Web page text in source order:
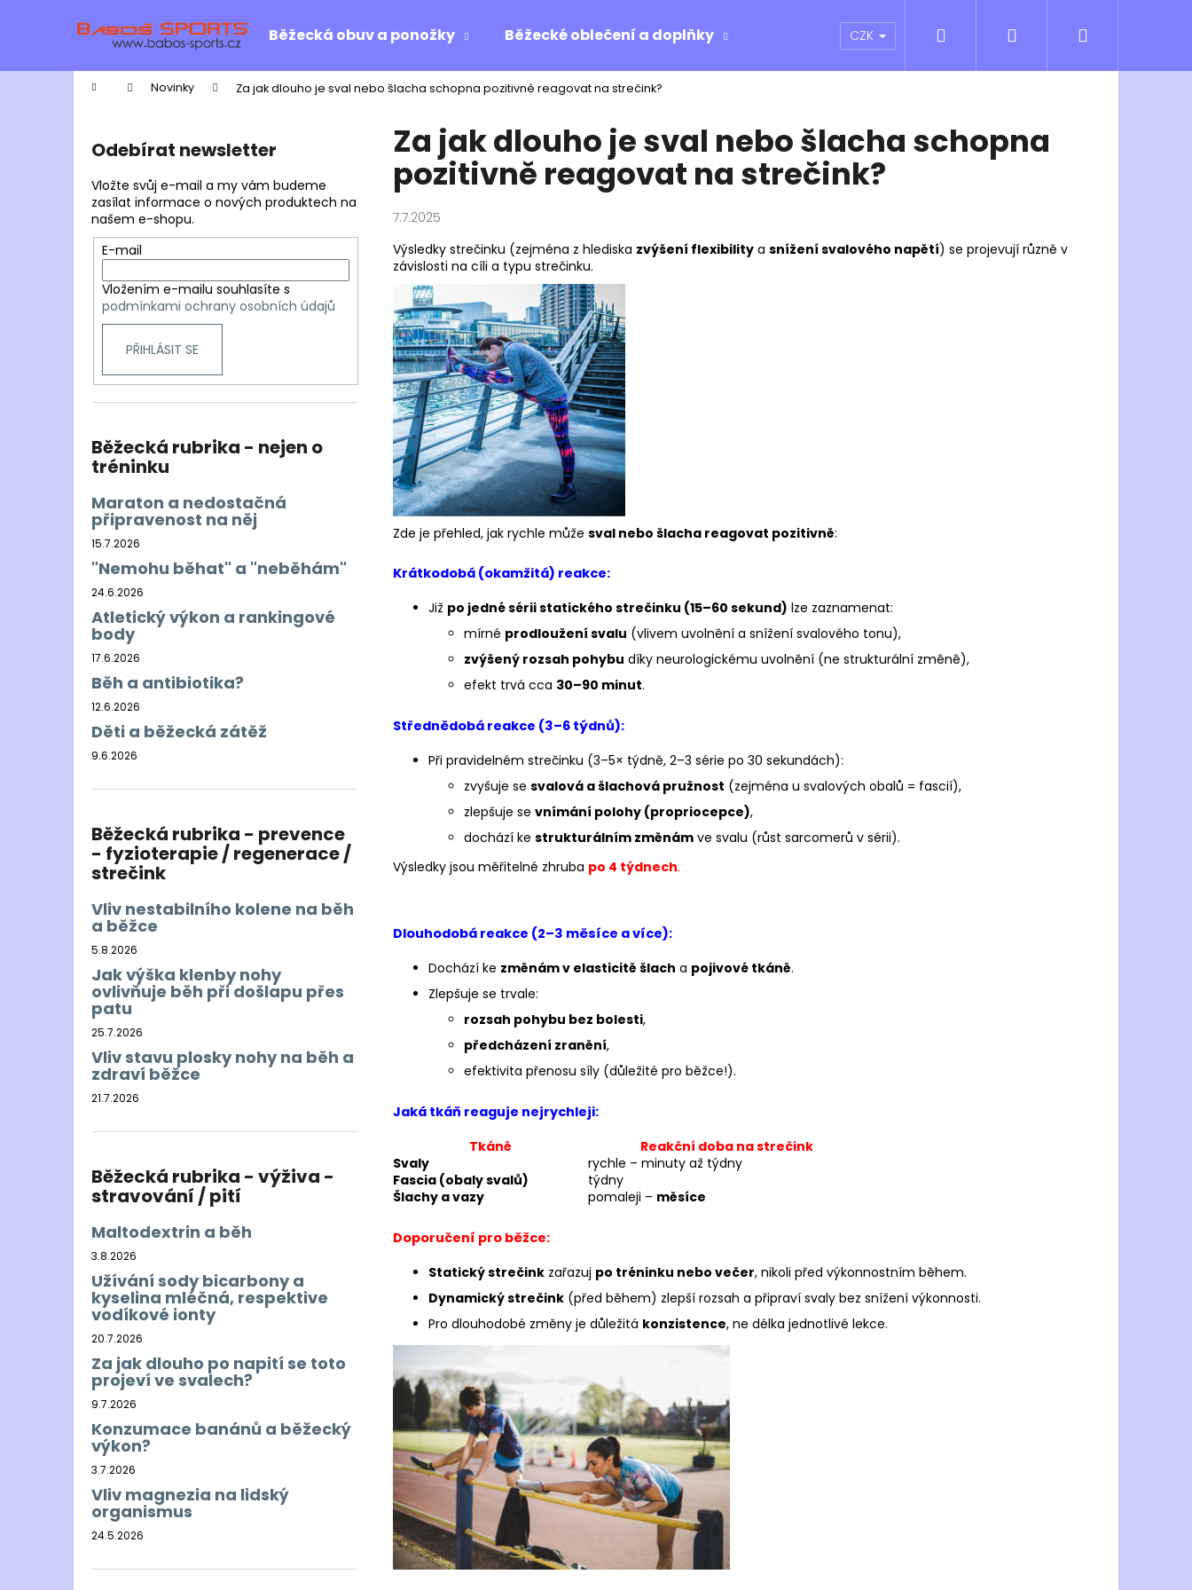
Běžecká obuv a ponožky Běžecké oblečení a doplňky Ostatní sporty Outlet Obchodní podmínky
CZK Přihlášení
Domů Novinky Za jak dlouho je sval nebo šlacha schopna pozitivně reagovat na strečink?
Odebírat newsletter
Vložte svůj e-mail a my vám budeme
zasílat informace o nových produktech na
našem e-shopu.
E-mail
Vložením e-mailu souhlasíte s
podmínkami ochrany osobních údajů
PŘIHLÁSIT SE
Běžecká rubrika - nejen o
tréninku
Maraton a nedostačná
připravenost na něj
15.7.2026
"Nemohu běhat" a "neběhám"
24.6.2026
Atletický výkon a rankingové
body
17.6.2026
Běh a antibiotika?
12.6.2026
Děti a běžecká zátěž
9.6.2026
Běžecká rubrika - prevence
- fyzioterapie / regenerace /
strečink
Vliv nestabilního kolene na běh
a běžce
5.8.2026
Jak výška klenby nohy
ovlivňuje běh při došlapu přes
patu
25.7.2026
Vliv stavu plosky nohy na běh a
zdraví běžce
21.7.2026
Běžecká rubrika - výživa -
stravování / pití
Maltodextrin a běh
3.8.2026
Užívání sody bicarbony a
kyselina mléčná, respektive
vodíkové ionty
20.7.2026
Za jak dlouho po napití se toto
projeví ve svalech?
9.7.2026
Konzumace banánů a běžecký
výkon?
3.7.2026
Vliv magnezia na lidský
organismus
24.5.2026
Za jak dlouho je sval nebo šlacha schopna
pozitivně reagovat na strečink?
7.7.2025
Výsledky strečinku (zejména z hlediska zvýšení flexibility a snížení svalového napětí) se projevují různě v
závislosti na cíli a typu strečinku.
Zde je přehled, jak rychle může sval nebo šlacha reagovat pozitivně:
Krátkodobá (okamžitá) reakce:
Již po jedné sérii statického strečinku (15–60 sekund) lze zaznamenat:
mírné prodloužení svalu (vlivem uvolnění a snížení svalového tonu),
zvýšený rozsah pohybu díky neurologickému uvolnění (ne strukturální změně),
efekt trvá cca 30–90 minut.
Střednědobá reakce (3–6 týdnů):
Při pravidelném strečinku (3–5× týdně, 2–3 série po 30 sekundách):
zvyšuje se svalová a šlachová pružnost (zejména u svalových obalů = fascií),
zlepšuje se vnímání polohy (propriocepce),
dochází ke strukturálním změnám ve svalu (růst sarcomerů v sérii).
Výsledky jsou měřitelné zhruba po 4 týdnech.
Dlouhodobá reakce (2–3 měsíce a více):
Dochází ke změnám v elasticitě šlach a pojivové tkáně.
Zlepšuje se trvale:
rozsah pohybu bez bolesti,
předcházení zranění,
efektivita přenosu síly (důležité pro běžce!).
Jaká tkáň reaguje nejrychleji:
Tkáně
Reakční doba na strečink
Svaly
rychle – minuty až týdny
Fascia (obaly svalů)
týdny
Šlachy a vazy
pomaleji – měsíce
Doporučení pro běžce:
Statický strečink zařazuj po tréninku nebo večer, nikoli před výkonnostním během.
Dynamický strečink (před během) zlepší rozsah a připraví svaly bez snížení výkonnosti.
Pro dlouhodobé změny je důležitá konzistence, ne délka jednotlivé lekce.
í
do
do
Co potřebujete najít?
HLEDAT
Doporučujeme
BĚŽECKÁ BUNDA RONHILL EVERYDAY
899 Kč
Původně:1 200 Kč
BĚŽECKÉ RUKAVICE RONHILL CLASSIC
GLOVE
346 Kč
Původně:384 Kč